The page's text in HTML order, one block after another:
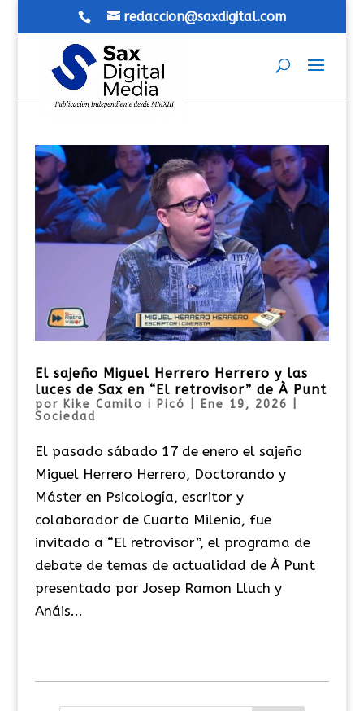
redaccion@saxdigital.com
El sajeño Miguel Herrero Herrero y las
luces de Sax en “El retrovisor” de À Punt
por Kike Camilo i Picó Ene 19, 2026
Sociedad
El pasado sábado 17 de enero el sajeño
Miguel Herrero Herrero, Doctorando y
Máster en Psicología, escritor y
colaborador de Cuarto Milenio, fue
invitado a “El retrovisor”, el programa de
debate de temas de actualidad de À Punt
presentado por Josep Ramon Lluch y
Anáis...